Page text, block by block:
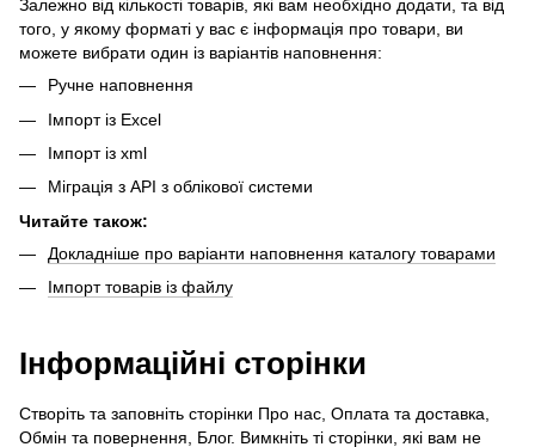
Залежно від кількості товарів, які вам необхідно додати, та від
того, у якому форматі у вас є інформація про товари, ви
можете вибрати один із варіантів наповнення:
Ручне наповнення
Імпорт із Excel
Імпорт із xml
Міграція з API з облікової системи
Читайте також:
Докладніше про варіанти наповнення каталогу товарами
Імпорт товарів із файлу
Інформаційні сторінки
Створіть та заповніть сторінки Про нас, Оплата та доставка,
Обмін та повернення, Блог. Вимкніть ті сторінки, які вам не